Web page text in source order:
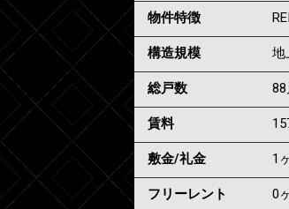
物件特徴
構造規模 地
総戸数 88
賃料
敷金/礼金 1
フリーレント 0